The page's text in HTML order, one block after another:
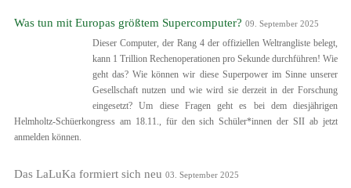
Was tun mit Europas größtem Supercomputer? 09. September 2025
Dieser Computer, der Rang 4 der offiziellen Weltrangliste belegt,
kann 1 Trillion Rechenoperationen pro Sekunde durchführen! Wie
geht das? Wie können wir diese Superpower im Sinne unserer
Gesellschaft nutzen und wie wird sie derzeit in der Forschung
eingesetzt? Um diese Fragen geht es bei dem diesjährigen
Helmholtz-Schüerkongress am 18.11., für den sich Schüler*innen der SII ab jetzt
anmelden können.
Das LaLuKa formiert sich neu 03. September 2025